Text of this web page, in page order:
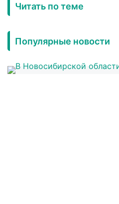
Читать по теме
Популярные новости